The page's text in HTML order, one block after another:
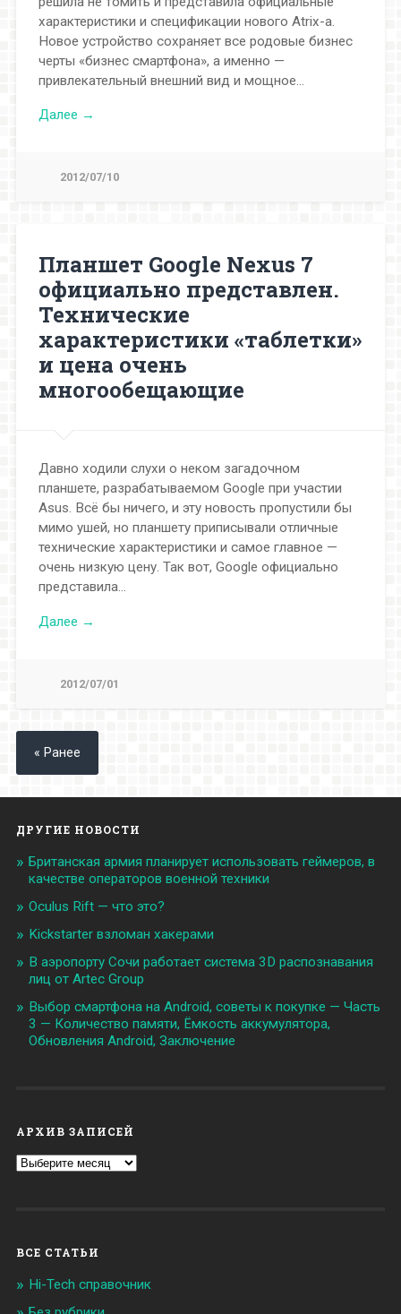
характеристики и спецификации нового Atrix-а.
Новое устройство сохраняет все родовые бизнес
черты «бизнес смартфона», а именно —
привлекательный внешний вид и мощное…
Далее →
2012/07/10
Планшет Google Nexus 7
официально представлен.
Технические
характеристики «таблетки»
и цена очень
многообещающие
Давно ходили слухи о неком загадочном
планшете, разрабатываемом Google при участии
Asus. Всё бы ничего, и эту новость пропустили бы
мимо ушей, но планшету приписывали отличные
технические характеристики и самое главное —
очень низкую цену. Так вот, Google официально
представила…
Далее →
2012/07/01
« Ранее
ДРУГИЕ НОВОСТИ
Британская армия планирует использовать геймеров, в
качестве операторов военной техники
Oculus Rift — что это?
Kickstarter взломан хакерами
В аэропорту Сочи работает система 3D распознавания
лиц от Artec Group
Выбор смартфона на Android, советы к покупке — Часть
3 — Количество памяти, Ёмкость аккумулятора,
Обновления Android, Заключение
АРХИВ ЗАПИСЕЙ
Архив
записей
ВСЕ СТАТЬИ
Hi-Tech справочник